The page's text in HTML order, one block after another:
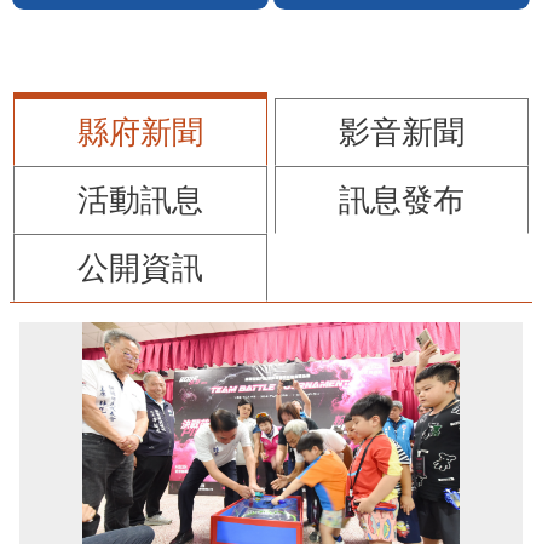
縣府新聞
影音新聞
活動訊息
訊息發布
公開資訊